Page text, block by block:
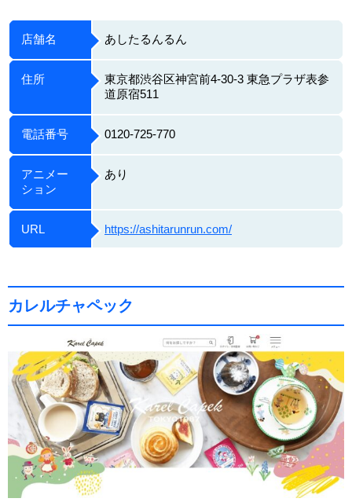
店舗名 あしたるんるん
住所
東京都渋谷区神宮前4-30-3 東急プラザ表参
道原宿511
電話番号 0120-725-770
アニメー
ション
あり
URL https://ashitarunrun.com/
カレルチャペック